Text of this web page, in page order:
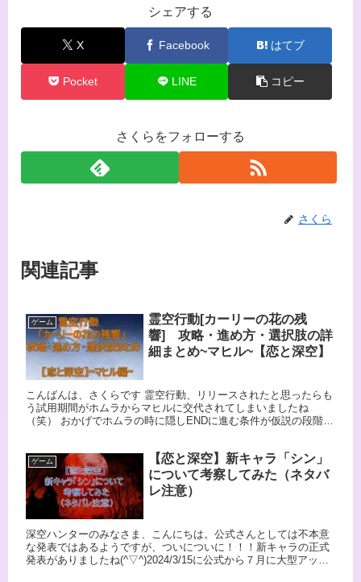
シェアする
X Facebook はてブ
Pocket LINE コピー
さくらをフォローする
さくら
関連記事
ゲーム
霊空行動[カーリーの花の残
響] 攻略・進め方・選択肢の詳
細まとめ~マヒル~【恋と深空】
こんばんは、さくらです 霊空行動、リリースされたと思ったらも
う試用期間がホムラからマヒルに交代されてしまいましたね
（笑） おかげでホムラの時に隠しENDに進む条件が仮説の段階で
ゲーム
【恋と深空】新キャラ「シン」
について考察してみた（ネタバ
レ注意）
深空ハンターのみなさま、こんにちは。公式さんとしては不本意
な発表ではあるようですが、ついについに！！！新キャラの正式
発表がありましたね(^▽^)2024/3/15に公式から７月に大型アップ